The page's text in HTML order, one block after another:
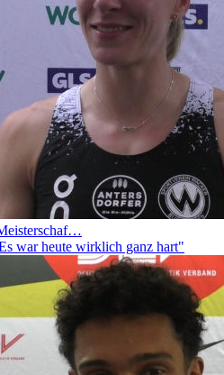
war heute wirklich ganz hart"